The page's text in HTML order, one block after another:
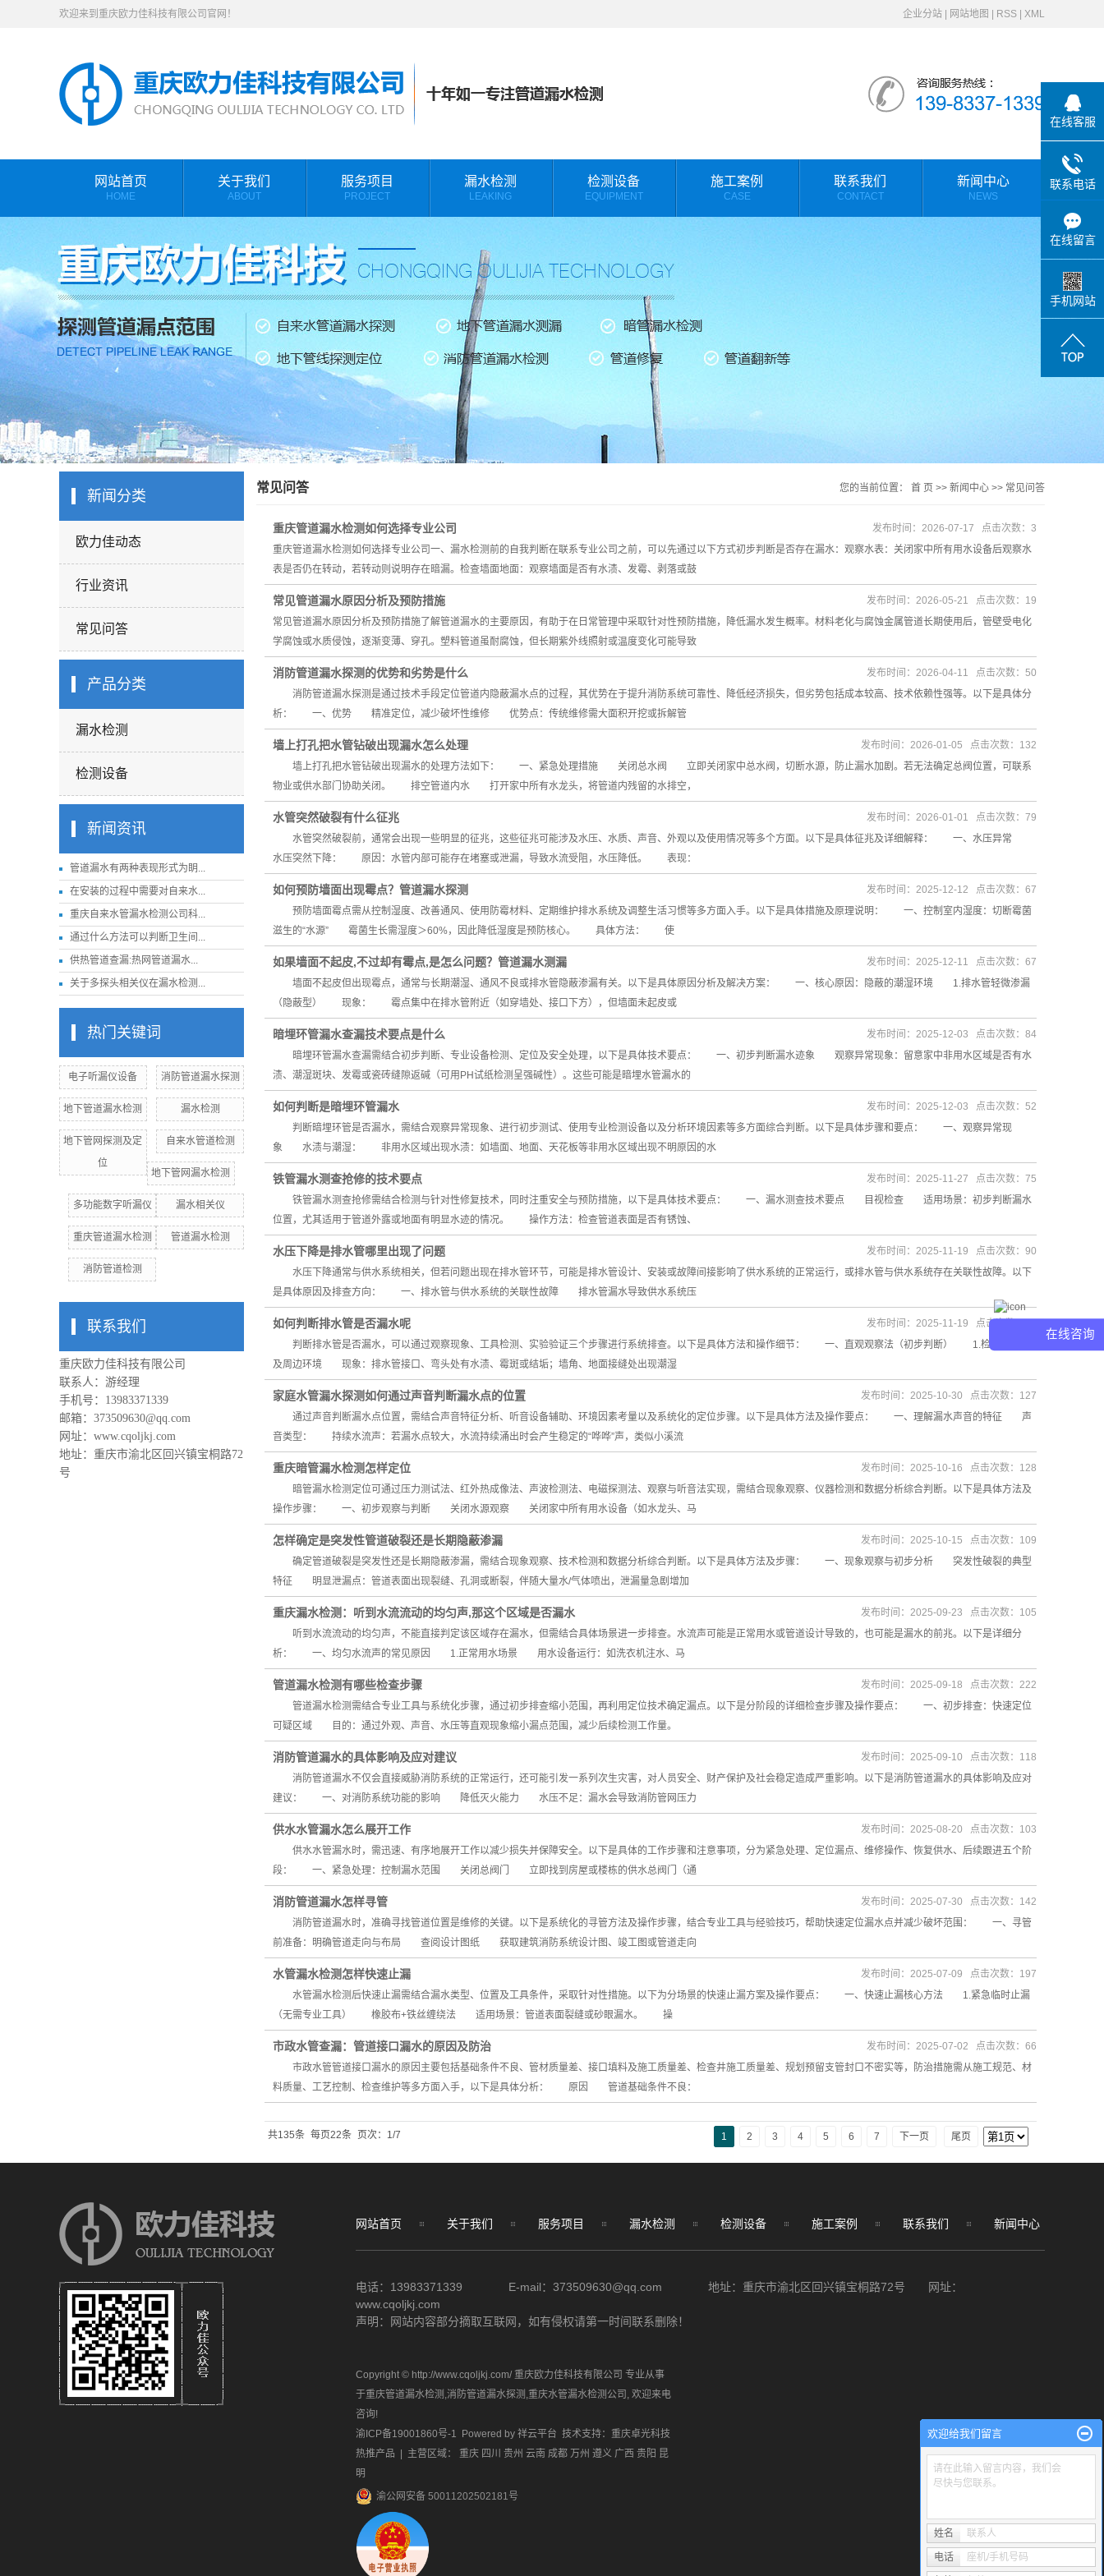
欢迎来到重庆欧力佳科技有限公司官网！ 企业分站 网站地图 RSS XML
网站首页
HOME
关于我们
ABOUT
联系我们
服务项目
PROJECT
检测设备
漏水检测
LEAKING
施工视频
检测设备
EQUIPMENT
施工案例
CASE
联系我们
CONTACT
新闻中心
NEWS
欧力佳动态
新闻分类
欧力佳动态
行业资讯
常见问答
产品分类
漏水检测
检测设备
新闻资讯
管道漏水有两种表现形式为眀...
在安装的过程中需要对自来水...
重庆自来水管漏水检测公司科...
通过什么方法可以判断卫生间...
供热管道查漏:热网管道漏水...
关于多探头相关仪在漏水检测...
热门关键词
电子听漏仪设备 消防管道漏水探测
地下管道漏水检测 漏水检测
地下管网探测及定
位
自来水管道检测
地下管网漏水检测
多功能数字听漏仪 漏水相关仪
重庆管道漏水检测 管道漏水检测
消防管道检测
联系我们
重庆欧力佳科技有限公司
联系人：游经理
手机号：13983371339
邮箱：373509630@qq.com
网址： www.cqoljkj.com
地址：重庆市渝北区回兴镇宝桐路72
号
常见问答 您的当前位置： 首 页 >> 新闻中心 >> 常见问答
重庆管道漏水检测如何选择专业公司
重庆管道漏水检测如何选择专业公司一、漏水检测前的自我判断在联系专业公司之前，可以先通过以下方式初步判断是否存在漏水：观察水表：关闭家中所有用水设备后观察水
表是否仍在转动，若转动则说明存在暗漏。检查墙面地面：观察墙面是否有水渍、发霉、剥落或鼓
发布时间：2026-07-17 点击次数：3
常见管道漏水原因分析及预防措施
常见管道漏水原因分析及预防措施了解管道漏水的主要原因，有助于在日常管理中采取针对性预防措施，降低漏水发生概率。材料老化与腐蚀金属管道长期使用后，管壁受电化
学腐蚀或水质侵蚀，逐渐变薄、穿孔。塑料管道虽耐腐蚀，但长期紫外线照射或温度变化可能导致
发布时间：2026-05-21 点击次数：19
消防管道漏水探测的优势和劣势是什么
消防管道漏水探测是通过技术手段定位管道内隐蔽漏水点的过程，其优势在于提升消防系统可靠性、降低经济损失，但劣势包括成本较高、技术依赖性强等。以下是具体分
析： 一、优势 精准定位，减少破坏性维修 优势点：传统维修需大面积开挖或拆解管
发布时间：2026-04-11 点击次数：50
墙上打孔把水管钻破出现漏水怎么处理
墙上打孔把水管钻破出现漏水的处理方法如下： 一、紧急处理措施 关闭总水阀 立即关闭家中总水阀，切断水源，防止漏水加剧。若无法确定总阀位置，可联系
物业或供水部门协助关闭。 排空管道内水 打开家中所有水龙头，将管道内残留的水排空，
发布时间：2026-01-05 点击次数：132
水管突然破裂有什么征兆
水管突然破裂前，通常会出现一些明显的征兆，这些征兆可能涉及水压、水质、声音、外观以及使用情况等多个方面。以下是具体征兆及详细解释： 一、水压异常
水压突然下降： 原因：水管内部可能存在堵塞或泄漏，导致水流受阻，水压降低。 表现：
发布时间：2026-01-01 点击次数：79
如何预防墙面出现霉点？管道漏水探测
预防墙面霉点需从控制湿度、改善通风、使用防霉材料、定期维护排水系统及调整生活习惯等多方面入手。以下是具体措施及原理说明： 一、控制室内湿度：切断霉菌
滋生的“水源” 霉菌生长需湿度＞60%，因此降低湿度是预防核心。 具体方法： 使
发布时间：2025-12-12 点击次数：67
如果墙面不起皮,不过却有霉点,是怎么问题？管道漏水测漏
墙面不起皮但出现霉点，通常与长期潮湿、通风不良或排水管隐蔽渗漏有关。以下是具体原因分析及解决方案： 一、核心原因：隐蔽的潮湿环境 1.排水管轻微渗漏
（隐蔽型） 现象： 霉点集中在排水管附近（如穿墙处、接口下方），但墙面未起皮或
发布时间：2025-12-11 点击次数：67
暗埋环管漏水查漏技术要点是什么
暗埋环管漏水查漏需结合初步判断、专业设备检测、定位及安全处理，以下是具体技术要点： 一、初步判断漏水迹象 观察异常现象：留意家中非用水区域是否有水
渍、潮湿斑块、发霉或瓷砖缝隙返碱（可用PH试纸检测呈强碱性）。这些可能是暗埋水管漏水的
发布时间：2025-12-03 点击次数：84
如何判断是暗埋环管漏水
判断暗埋环管是否漏水，需结合观察异常现象、进行初步测试、使用专业检测设备以及分析环境因素等多方面综合判断。以下是具体步骤和要点： 一、观察异常现
象 水渍与潮湿： 非用水区域出现水渍：如墙面、地面、天花板等非用水区域出现不明原因的水
发布时间：2025-12-03 点击次数：52
铁管漏水测查抢修的技术要点
铁管漏水测查抢修需结合检测与针对性修复技术，同时注重安全与预防措施，以下是具体技术要点： 一、漏水测查技术要点 目视检查 适用场景：初步判断漏水
位置，尤其适用于管道外露或地面有明显水迹的情况。 操作方法：检查管道表面是否有锈蚀、
发布时间：2025-11-27 点击次数：75
水压下降是排水管哪里出现了问题
水压下降通常与供水系统相关，但若问题出现在排水管环节，可能是排水管设计、安装或故障间接影响了供水系统的正常运行，或排水管与供水系统存在关联性故障。以下
是具体原因及排查方向： 一、排水管与供水系统的关联性故障 排水管漏水导致供水系统压
发布时间：2025-11-19 点击次数：90
如何判断排水管是否漏水呢
判断排水管是否漏水，可以通过观察现象、工具检测、实验验证三个步骤进行系统排查。以下是具体方法和操作细节： 一、直观观察法（初步判断） 1.检查排水口
及周边环境 现象：排水管接口、弯头处有水渍、霉斑或结垢；墙角、地面接缝处出现潮湿
发布时间：2025-11-19 点击次数：89
家庭水管漏水探测如何通过声音判断漏水点的位置
通过声音判断漏水点位置，需结合声音特征分析、听音设备辅助、环境因素考量以及系统化的定位步骤。以下是具体方法及操作要点： 一、理解漏水声音的特征 声
音类型： 持续水流声：若漏水点较大，水流持续涌出时会产生稳定的“哗哗”声，类似小溪流
发布时间：2025-10-30 点击次数：127
重庆暗管漏水检测怎样定位
暗管漏水检测定位可通过压力测试法、红外热成像法、声波检测法、电磁探测法、观察与听音法实现，需结合现象观察、仪器检测和数据分析综合判断。以下是具体方法及
操作步骤： 一、初步观察与判断 关闭水源观察 关闭家中所有用水设备（如水龙头、马
发布时间：2025-10-16 点击次数：128
怎样确定是突发性管道破裂还是长期隐蔽渗漏
确定管道破裂是突发性还是长期隐蔽渗漏，需结合现象观察、技术检测和数据分析综合判断。以下是具体方法及步骤： 一、现象观察与初步分析 突发性破裂的典型
特征 明显泄漏点：管道表面出现裂缝、孔洞或断裂，伴随大量水/气体喷出，泄漏量急剧增加
发布时间：2025-10-15 点击次数：109
重庆漏水检测：听到水流流动的均匀声,那这个区域是否漏水
听到水流流动的均匀声，不能直接判定该区域存在漏水，但需结合具体场景进一步排查。水流声可能是正常用水或管道设计导致的，也可能是漏水的前兆。以下是详细分
析： 一、均匀水流声的常见原因 1.正常用水场景 用水设备运行：如洗衣机注水、马
发布时间：2025-09-23 点击次数：105
管道漏水检测有哪些检查步骤
管道漏水检测需结合专业工具与系统化步骤，通过初步排查缩小范围，再利用定位技术确定漏点。以下是分阶段的详细检查步骤及操作要点： 一、初步排查：快速定位
可疑区域 目的：通过外观、声音、水压等直观现象缩小漏点范围，减少后续检测工作量。
发布时间：2025-09-18 点击次数：222
消防管道漏水的具体影响及应对建议
消防管道漏水不仅会直接威胁消防系统的正常运行，还可能引发一系列次生灾害，对人员安全、财产保护及社会稳定造成严重影响。以下是消防管道漏水的具体影响及应对
建议： 一、对消防系统功能的影响 降低灭火能力 水压不足：漏水会导致消防管网压力
发布时间：2025-09-10 点击次数：118
供水水管漏水怎么展开工作
供水水管漏水时，需迅速、有序地展开工作以减少损失并保障安全。以下是具体的工作步骤和注意事项，分为紧急处理、定位漏点、维修操作、恢复供水、后续跟进五个阶
段： 一、紧急处理：控制漏水范围 关闭总阀门 立即找到房屋或楼栋的供水总阀门（通
发布时间：2025-08-20 点击次数：103
消防管道漏水怎样寻管
消防管道漏水时，准确寻找管道位置是维修的关键。以下是系统化的寻管方法及操作步骤，结合专业工具与经验技巧，帮助快速定位漏水点并减少破坏范围： 一、寻管
前准备：明确管道走向与布局 查阅设计图纸 获取建筑消防系统设计图、竣工图或管道走向
发布时间：2025-07-30 点击次数：142
水管漏水检测怎样快速止漏
水管漏水检测后快速止漏需结合漏水类型、位置及工具条件，采取针对性措施。以下为分场景的快速止漏方案及操作要点： 一、快速止漏核心方法 1.紧急临时止漏
（无需专业工具） 橡胶布+铁丝缠绕法 适用场景：管道表面裂缝或砂眼漏水。 操
发布时间：2025-07-09 点击次数：197
市政水管查漏：管道接口漏水的原因及防治
市政水管管道接口漏水的原因主要包括基础条件不良、管材质量差、接口填料及施工质量差、检查井施工质量差、规划预留支管封口不密实等，防治措施需从施工规范、材
料质量、工艺控制、检查维护等多方面入手，以下是具体分析： 原因 管道基础条件不良：
发布时间：2025-07-02 点击次数：66
共135条 每页22条 页次：1/7 1 2 3 4 5 6 7 下一页 尾页
网站首页 关于我们 服务项目 漏水检测 检测设备 施工案例 联系我们 新闻中心
电话：13983371339 E-mail：373509630@qq.com 地址：重庆市渝北区回兴镇宝桐路72号 网址：
www.cqoljkj.com
声明：网站内容部分摘取互联网，如有侵权请第一时间联系删除！
Copyright © http://www.cqoljkj.com/ 重庆欧力佳科技有限公司 专业从事
于重庆管道漏水检测 ,消防管道漏水探测 ,重庆水管漏水检测公司 , 欢迎来电
咨询!
渝ICP备19001860号-1 Powered by 祥云平台 技术支持： 重庆卓光科技
热推产品 | 主营区域： 重庆 四川 贵州 云南 成都 万州 遵义 广西 贵阳 昆
明
渝公网安备 50011202502181号
在线客服
联系电话
在线留言
手机网站
欢迎给我们留言
请在此输入留言内容，我们会
尽快与您联系。
姓名 联系人
电话 座机/手机号码
在线咨询